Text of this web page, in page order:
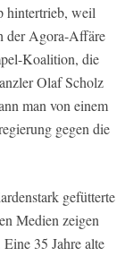
hintertrieb, weil
der Agora-Affäre
Koalition, die
Olaf Scholz
man von einem
gegen die
gefütterte
Medien zeigen
35 Jahre alte